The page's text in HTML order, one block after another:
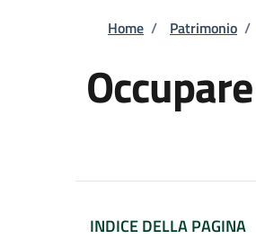
Briciole
Home / Patrimonio /
INDICE DELLA PAGINA